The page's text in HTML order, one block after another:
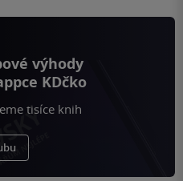
výhody
KDčko
tisíce knih